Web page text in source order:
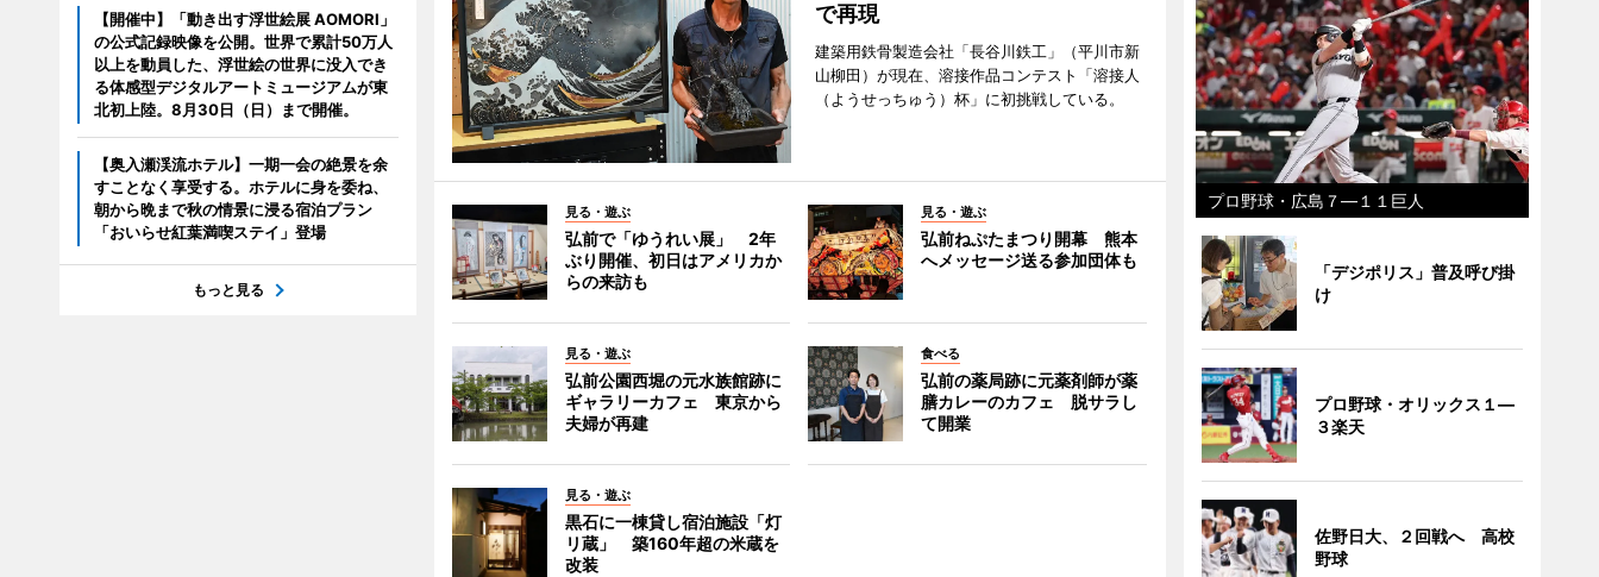
で再現
建築用鉄骨製造会社「長谷川鉄工」（平川市新
山柳田）が現在、溶接作品コンテスト「溶接人
（ようせっちゅう）杯」に初挑戦している。
見る・遊ぶ
弘前で「ゆうれい展」 2年
ぶり開催、初日はアメリカか
らの来訪も
見る・遊ぶ
弘前ねぷたまつり開幕 熊本
へメッセージ送る参加団体も
見る・遊ぶ
弘前公園西堀の元水族館跡に
ギャラリーカフェ 東京から
夫婦が再建
食べる
弘前の薬局跡に元薬剤師が薬
膳カレーのカフェ 脱サラし
て開業
見る・遊ぶ
黒石に一棟貸し宿泊施設「灯
リ蔵」 築160年超の米蔵を
改装
【開催中】「動き出す浮世絵展 AOMORI」
の公式記録映像を公開。世界で累計50万人
以上を動員した、浮世絵の世界に没入でき
る体感型デジタルアートミュージアムが東
北初上陸。8月30日（日）まで開催。
【奥入瀬渓流ホテル】一期一会の絶景を余
すことなく享受する。ホテルに身を委ね、
朝から晩まで秋の情景に浸る宿泊プラン
「おいらせ紅葉満喫ステイ」登場
もっと見る
プロ野球・広島７―１１巨人
「デジポリス」普及呼び掛
け
プロ野球・オリックス１―
３楽天
佐野日大、２回戦へ 高校
野球